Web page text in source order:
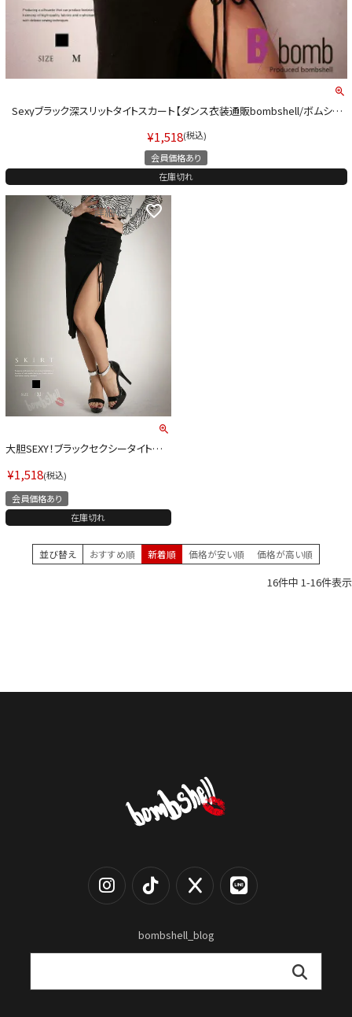
Sexyブラック深スリットタイトスカート【ダンス衣装通販bombshell/ボムシェ
¥1,518 税込
会員価格あり
在庫切れ
大胆SEXY！ブラックセクシータイトスカ
ク)
¥1,518 税込
会員価格あり
在庫切れ
詳細を見る
並び替え おすすめ順 新着順 価格が安い順 価格が高い順
16件中 1-16件表示
bombshell_blog